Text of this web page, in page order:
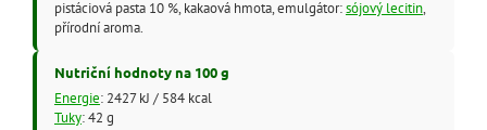
pistáciová pasta 10 %, kakaová hmota, emulgátor:sójový lecitin,
přírodní aroma.
Nutriční hodnoty na 100 g
Energie: 2427 kJ / 584 kcal
Tuky: 42 g